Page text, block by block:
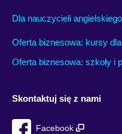
Dla nauczycieli angielskiego
Oferta biznesowa: kursy
Oferta biznesowa: szkoły i
Skontaktuj się z nami
Facebook